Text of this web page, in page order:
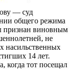
— суд
общего режима
признан виновным
не
насильственных
14 лет.
когда тот посещал